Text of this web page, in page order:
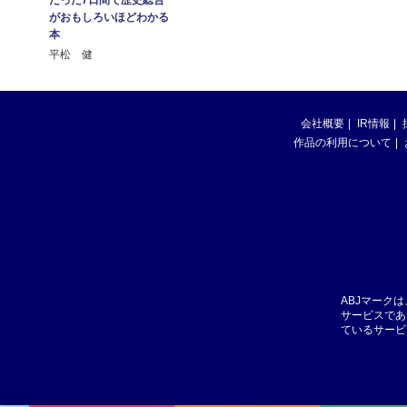
がおもしろいほどわかる
本
平松 健
会社概要 IR情報
作品の利用について
ABJマーク
サービスで
ているサー